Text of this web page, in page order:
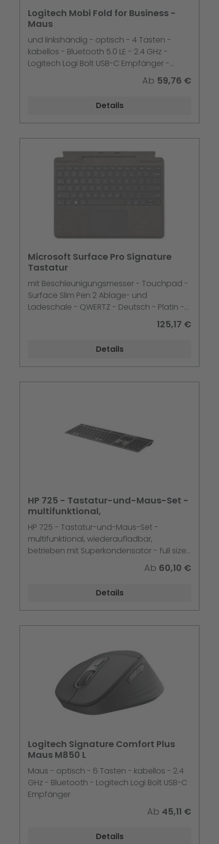
Logitech Mobi Fold for Business -
Maus
und linkshändig - optisch - 4 Tasten -
kabellos - Bluetooth 5.0 LE - 2.4 GHz -
Logitech Logi Bolt USB-C Empfänger -
Ab 59,76 €
Details
Microsoft Surface Pro Signature
Tastatur
mit Beschleunigungsmesser - Touchpad -
Surface Slim Pen 2 Ablage- und
Ladeschale - QWERTZ - Deutsch - Platin -
für Surface Pro 10 - Pro 8 - Pro 9 - Pro X -
125,17 €
Details
HP 725 - Tastatur-und-Maus-Set -
multifunktional,
HP 725 - Tastatur-und-Maus-Set -
multifunktional, wiederaufladbar,
betrieben mit Superkondensator - full size
- kabellos - 2.4 GHz, Bluetooth - Deutsch -
Ab 60,10 €
Details
Logitech Signature Comfort Plus
Maus M850 L
Maus - optisch - 6 Tasten - kabellos - 2.4
GHz - Bluetooth - Logitech Logi Bolt USB-C
Empfänger
Ab 45,11 €
Details